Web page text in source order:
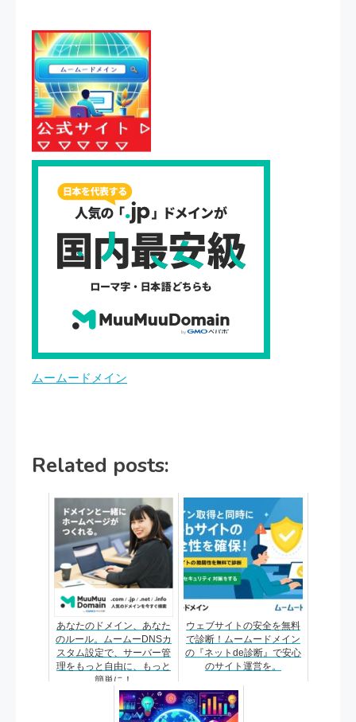
ムームードメイン
Related posts:
あなたのドメイン、あなた
のルール。ムームーDNSカ
スタム設定で、サーバー管
理をもっと自由に、もっと
簡単に！
ウェブサイトの安全を無料
で診断！ムームードメイン
の『ネットde診断』で安心
のサイト運営を。